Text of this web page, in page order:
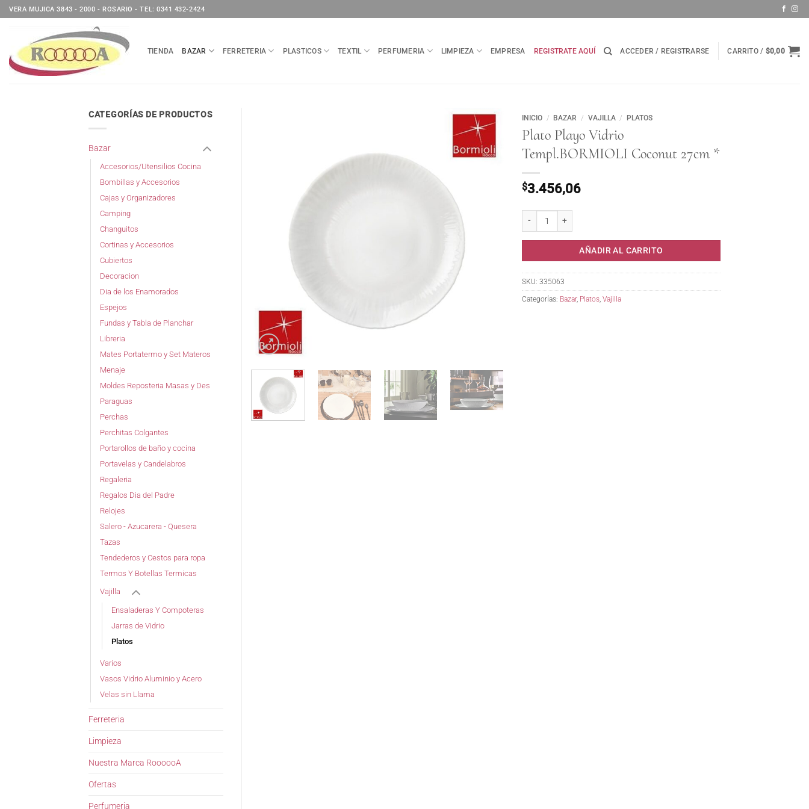
Saltar
al
VERA MUJICA 3843 - 2000 - ROSARIO - TEL: 0341 432-2424
TIENDA BAZAR FERRETERIA PLASTICOS TEXTIL PERFUMERIA LIMPIEZA EMPRESA REGISTRATE AQUÍ ACCEDER / REGISTRARSE CARRITO / $0,00
INICIO / BAZAR / VAJILLA / PLATOS
Plato Playo Vidrio
Templ.BORMIOLI Coconut 27cm *
$3.456,06
AÑADIR AL CARRITO
SKU: 335063
Categorías: Bazar, Platos Vajilla
CATEGORÍAS DE PRODUCTOS
Bazar
Accesorios/Utensilios Cocina
Bombillas y Accesorios
Cajas y Organizadores
Camping
Changuitos
Cortinas y Accesorios
Cubiertos
Decoracion
Dia de los Enamorados
Espejos
Fundas y Tabla de Planchar
Libreria
Mates Portatermo y Set Materos
Menaje
Moldes Reposteria Masas y Des
Paraguas
Perchas
Perchitas Colgantes
Portarollos de baño y cocina
Portavelas y Candelabros
Regaleria
Regalos Dia del Padre
Relojes
Salero - Azucarera - Quesera
Tazas
Tendederos y Cestos para ropa
Termos Y Botellas Termicas
Vajilla
Ensaladeras Y Compoteras
Jarras de Vidrio
Platos
Varios
Vasos Vidrio Aluminio y Acero
Velas sin Llama
Ferreteria
Limpieza
Nuestra Marca RoooooA
Ofertas
Perfumeria